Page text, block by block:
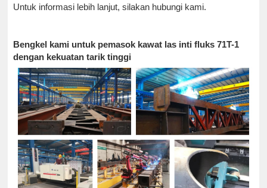
Untuk informasi lebih lanjut, silakan hubungi kami.
Bengkel kami untuk pemasok kawat las inti fluks 71T-1
dengan kekuatan tarik tinggi